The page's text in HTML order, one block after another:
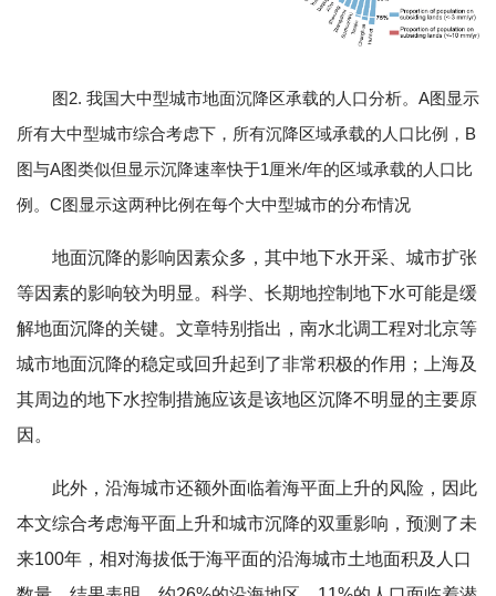
图2. 我国大中型城市地面沉降区承载的人口分析。A图显示
所有大中型城市综合考虑下，所有沉降区域承载的人口比例，B
图与A图类似但显示沉降速率快于1厘米/年的区域承载的人口比
例。C图显示这两种比例在每个大中型城市的分布情况
地面沉降的影响因素众多，其中地下水开采、城市扩张
等因素的影响较为明显。科学、长期地控制地下水可能是缓
解地面沉降的关键。文章特别指出，南水北调工程对北京等
城市地面沉降的稳定或回升起到了非常积极的作用；上海及
其周边的地下水控制措施应该是该地区沉降不明显的主要原
因。
此外，沿海城市还额外面临着海平面上升的风险，因此
本文综合考虑海平面上升和城市沉降的双重影响，预测了未
来100年，相对海拔低于海平面的沿海城市土地面积及人口